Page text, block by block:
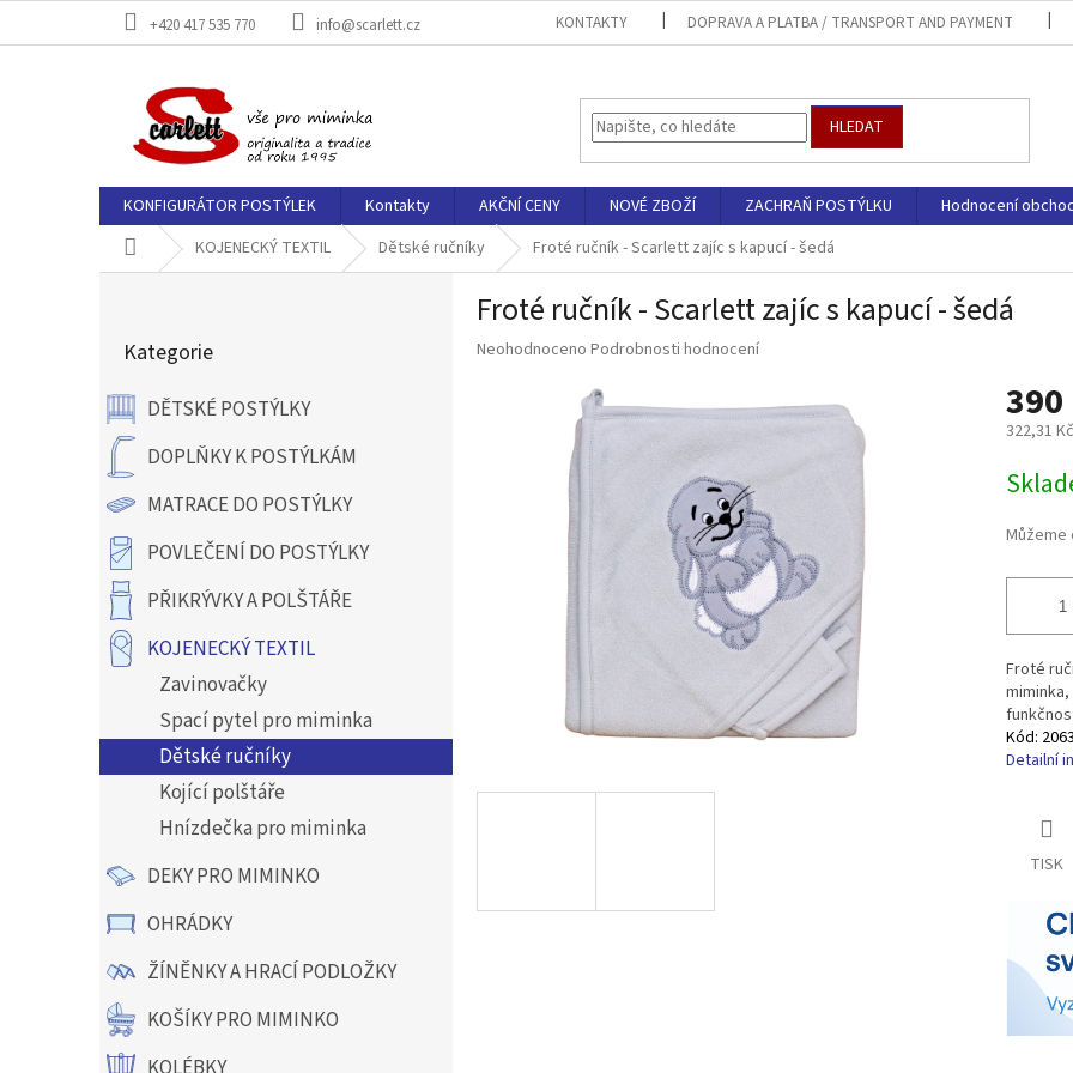
+420 417 535 770 info@scarlett.cz KONTAKTY DOPRAVA A PLATBA / TRANSPORT AND PAYMENT
HLEDAT
KONFIGURÁTOR POSTÝLEK Kontakty AKČNÍ CENY NOVÉ ZBOŽÍ ZACHRAŇ POSTÝLKU Hodnocení
Domů KOJENECKÝ TEXTIL Dětské ručníky Froté ručník - Scarlett zajíc s kapucí - šedá
a
n
p
n
kategorie
Kategorie
DĚTSKÉ POSTÝLKY
DOPLŇKY K POSTÝLKÁM
MATRACE DO POSTÝLKY
POVLEČENÍ DO POSTÝLKY
PŘIKRÝVKY A POLŠTÁŘE
KOJENECKÝ TEXTIL
Zavinovačky
Spací pytel pro miminka
Dětské ručníky
Kojící polštáře
Hnízdečka pro miminka
DEKY PRO MIMINKO
OHRÁDKY
ŽÍNĚNKY A HRACÍ PODLOŽKY
KOŠÍKY PRO MIMINKO
Froté ručník - Scarlett zajíc s kapucí - šedá
Průměrné
Neohodnoceno Podrobnosti hodnocení
390
322,31
cena:
Můžeme
Froté
Kód: 2063
Detailní
TISK